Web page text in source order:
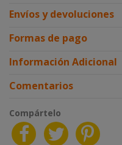
Envíos y devoluciones
Formas de pago
Información Adicional
Comentarios
Compártelo